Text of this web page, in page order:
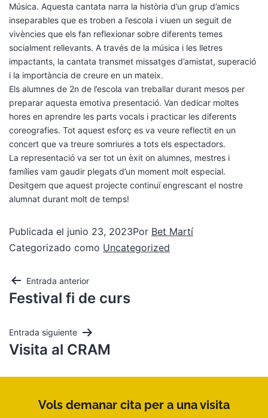
Música. Aquesta cantata narra la història d’un grup d’amics
inseparables que es troben a l’escola i viuen un seguit de
vivències que els fan reflexionar sobre diferents temes
socialment rellevants. A través de la música i les lletres
impactants, la cantata transmet missatges d’amistat, superació
i la importància de creure en un mateix.
Els alumnes de 2n de l’escola van treballar durant mesos per
preparar aquesta emotiva presentació. Van dedicar moltes
hores en aprendre les parts vocals i practicar les diferents
coreografies. Tot aquest esforç es va veure reflectit en un
concert que va treure somriures a tots els espectadors.
La representació va ser tot un èxit on alumnes, mestres i
famílies vam gaudir plegats d’un moment molt especial.
Desitgem que aquest projecte continuï engrescant el nostre
alumnat durant molt de temps!
Publicada el junio 23, 2023Por Bet Martí
Categorizado como Uncategorized
Entrada anterior
Festival fi de curs
Entrada siguiente
Visita al CRAM
Vols demanar cita per a una visita